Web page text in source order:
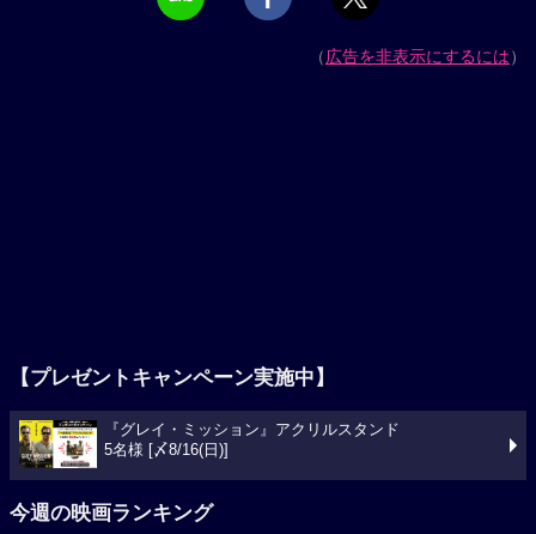
（広告を非表示にするには）
【プレゼントキャンペーン実施中】
『グレイ・ミッション』アクリルスタンド
5名様 [〆8/16(日)]
今週の映画ランキング